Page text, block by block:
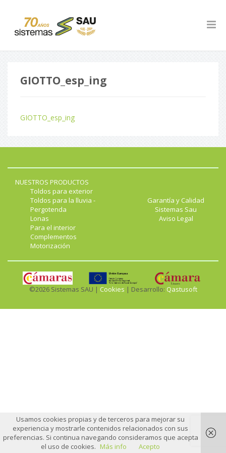
GIOTTO_esp_ing
GIOTTO_esp_ing
NUESTROS PRODUCTOS
Toldos para exterior
Toldos para la lluvia -
Pergotenda
Lonas
Para el interior
Complementos
Motorización
Garantía y Calidad
Sistemas Sau
Aviso Legal
©2026 Sistemas SAU | Cookies | Desarrollo: Qastusoft
Usamos cookies propias y de terceros para mejorar su
experiencia y mostrarle contenidos relacionados con sus
preferencias. Si continua navegando consideramos que acepta
el uso de cookies. Más info Acepto